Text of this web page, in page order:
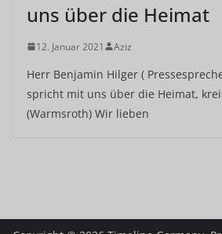
uns über die Heimat
12. Januar 2021 Aziz
Herr Benjamin Hilger (
spricht mit uns über die Heimat,
(Warmsroth) Wir lieben